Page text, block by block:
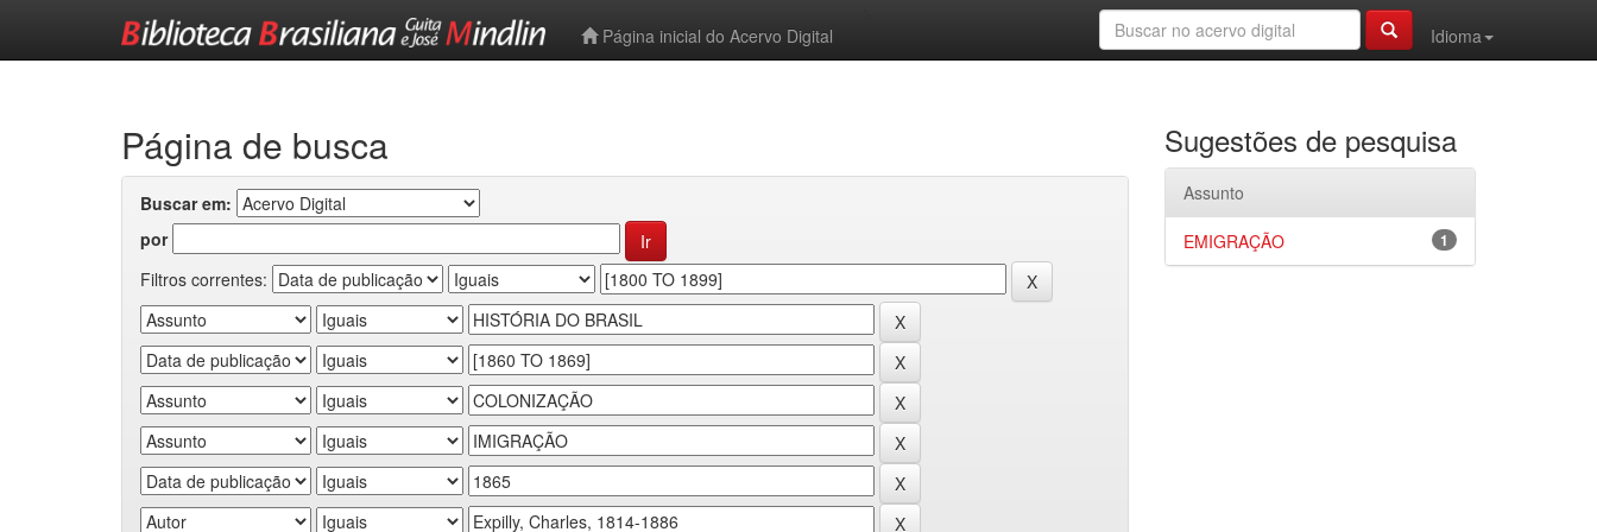
Página inicial do Acervo Digital
Idioma
Página de busca
Buscar em:
por
Filtros correntes:
Sugestões de pesquisa
Assunto
1
EMIGRAÇÃO